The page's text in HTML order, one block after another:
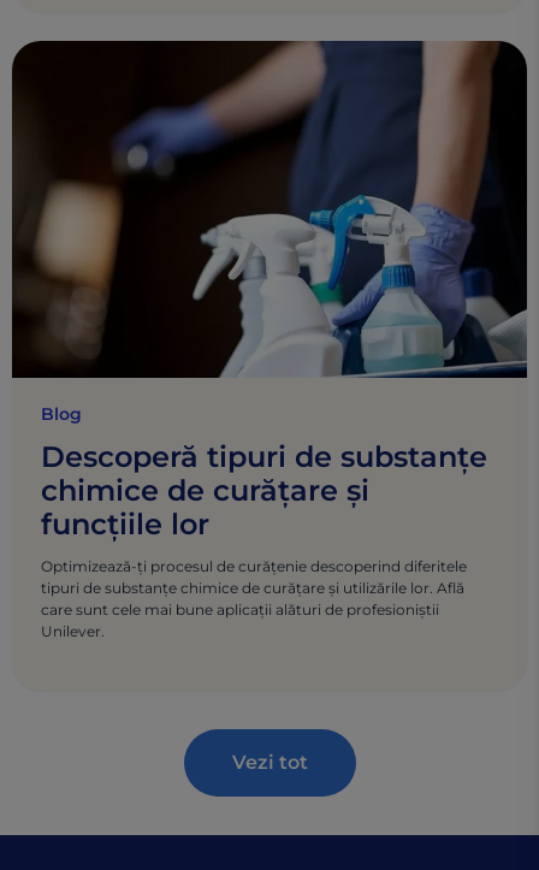
Blog
Descoperă tipuri de substanțe
chimice de curățare și
funcțiile lor
Optimizează-ți procesul de curățenie descoperind diferitele
tipuri de substanțe chimice de curățare și utilizările lor. Află
care sunt cele mai bune aplicații alături de profesioniștii
Unilever.
Vezi tot